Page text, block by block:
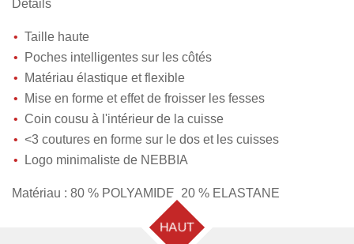
Détails
Taille haute
Poches intelligentes sur les côtés
Matériau élastique et flexible
Mise en forme et effet de froisser les fesses
Coin cousu à l'intérieur de la cuisse
<3 coutures en forme sur le dos et les cuisses
Logo minimaliste de NEBBIA
Matériau : 80 % POLYAMIDE, 20 % ELASTANE
HAUT